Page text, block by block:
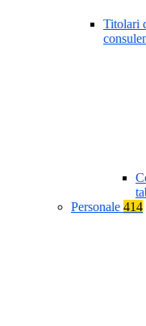
Titolari
Personale 414